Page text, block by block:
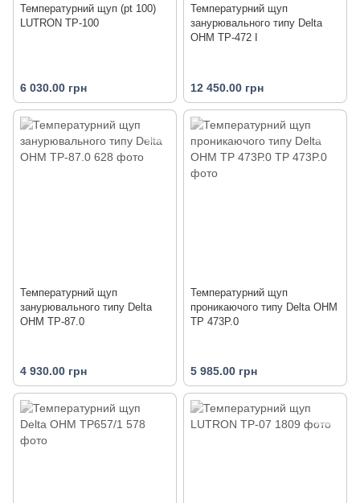
Температурний щуп (pt 100)
LUTRON TP-100
6 030.00 грн
Температурний щуп
занурювального типу Delta
OHM TP-472 I
12 450.00 грн
Температурний щуп
занурювального типу Delta
OHM TP-87.0
4 930.00 грн
Температурний щуп
проникаючого типу Delta OHM
TP 473Р.0
5 985.00 грн